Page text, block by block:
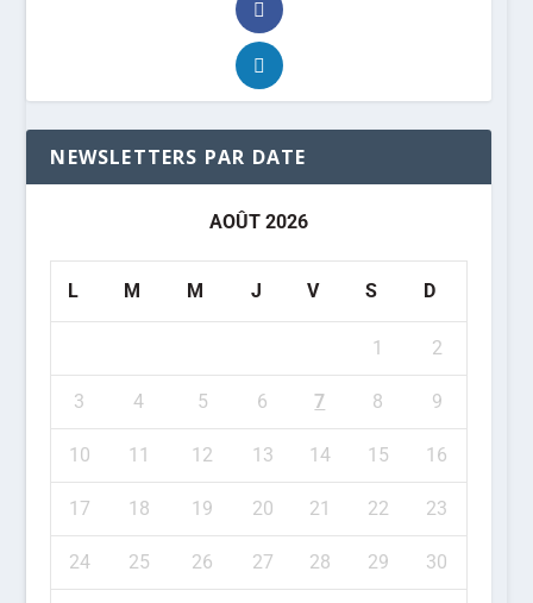
NEWSLETTERS PAR DATE
AOÛT 2026
L M M J V S D
1 2
3 4 5 6 7 8 9
10 11 12 13 14 15 16
17 18 19 20 21 22 23
24 25 26 27 28 29 30